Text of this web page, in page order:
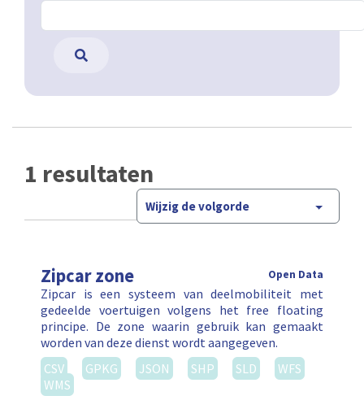
1 resultaten
Wijzig de volgorde
Zipcar zone Open Data
Zipcar is een systeem van deelmobiliteit met
gedeelde voertuigen volgens het free floating
principe. De zone waarin gebruik kan gemaakt
worden van deze dienst wordt aangegeven.
CSV
GPKG JSON SHP SLD
WFS
WMS